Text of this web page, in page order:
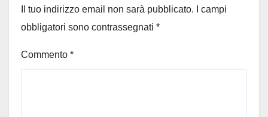
Il tuo indirizzo email non sarà pubblicato.
I campi
obbligatori sono contrassegnati *
Commento *